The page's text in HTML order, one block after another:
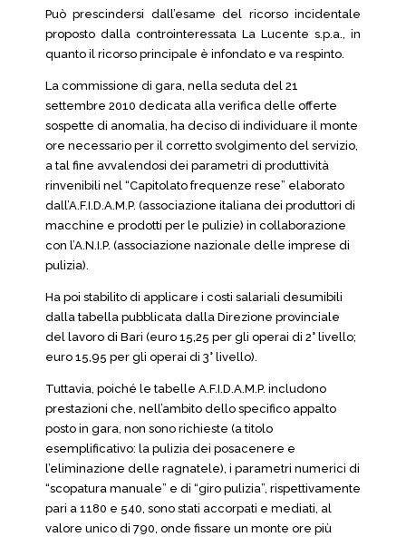
Può prescindersi dall’esame del ricorso incidentale
proposto dalla controinteressata La Lucente s.p.a., in
quanto il ricorso principale è infondato e va respinto.
La commissione di gara, nella seduta del 21
settembre 2010 dedicata alla verifica delle offerte
sospette di anomalia, ha deciso di individuare il monte
ore necessario per il corretto svolgimento del servizio,
a tal fine avvalendosi dei parametri di produttività
rinvenibili nel “Capitolato frequenze rese” elaborato
dall’A.F.I.D.A.M.P. (associazione italiana dei produttori di
macchine e prodotti per le pulizie) in collaborazione
con l’A.N.I.P. (associazione nazionale delle imprese di
pulizia).
Ha poi stabilito di applicare i costi salariali desumibili
dalla tabella pubblicata dalla Direzione provinciale
del lavoro di Bari (euro 15,25 per gli operai di 2° livello;
euro 15,95 per gli operai di 3° livello).
Tuttavia, poiché le tabelle A.F.I.D.A.M.P. includono
prestazioni che, nell’ambito dello specifico appalto
posto in gara, non sono richieste (a titolo
esemplificativo: la pulizia dei posacenere e
l’eliminazione delle ragnatele), i parametri numerici di
“scopatura manuale” e di “giro pulizia”, rispettivamente
pari a 1180 e 540, sono stati accorpati e mediati, al
valore unico di 790, onde fissare un monte ore più